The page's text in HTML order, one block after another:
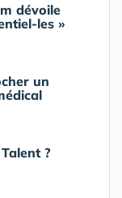
dévoile
les »
un
?